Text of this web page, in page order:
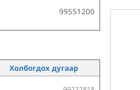
99551200
Холбогдох дугаар